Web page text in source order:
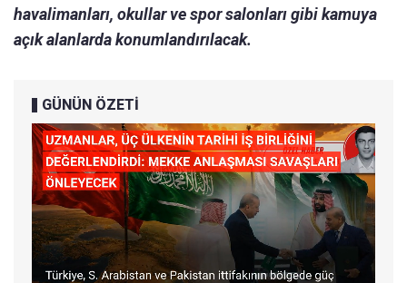
havalimanları, okullar ve spor salonları gibi kamuya
açık alanlarda konumlandırılacak.
GÜNÜN ÖZETİ